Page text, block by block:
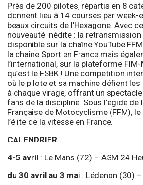
Près de 200 pilotes, répartis en 8
donnent lieu à 14 courses par week-
beaux circuits de l’Hexagone. Avec
nouveauté inédite : la retransmission
disponible sur la chaîne YouTube
la chaîne Sport en France mais
l’international, sur la plateforme FIM-
qu’est le FSBK ! Une compétition
où le pilote et sa machine défient les
à chaque virage, offrant un
fans de la discipline. Sous l’égide de
Française de Motocyclisme (FFM), le
l’élite de la vitesse en France.
CALENDRIER
4-5 avril: Le Mans (72) – ASM 24
du 30 avril au 3 mai: Lédenon (30) –